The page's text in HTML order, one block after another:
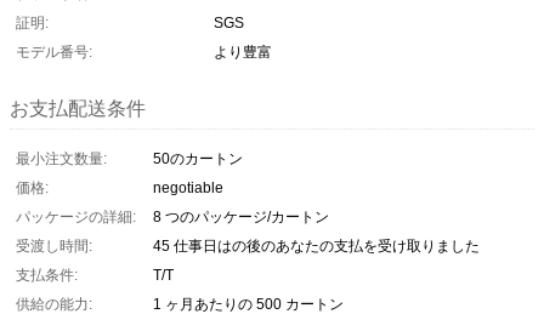
証明:
SGS
モデル番号:
より豊富
お支払配送条件
最小注文数量:
50のカートン
価格:
negotiable
パッケージの詳細:
8 つのパッケージ/カートン
受渡し時間:
45 仕事日はの後のあなたの支払を受け取りました
支払条件:
T/T
供給の能力:
1 ヶ月あたりの 500 カートン